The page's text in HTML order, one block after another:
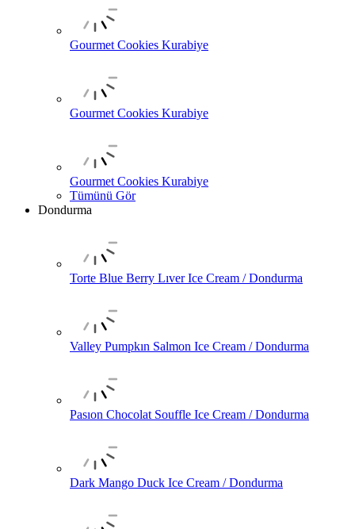
Gourmet Cookies Kurabiye
Gourmet Cookies Kurabiye
Gourmet Cookies Kurabiye
Tümünü Gör
Dondurma
Torte Blue Berry Lıver Ice Cream / Dondurma
Valley Pumpkın Salmon Ice Cream / Dondurma
Pasıon Chocolat Souffle Ice Cream / Dondurma
Dark Mango Duck Ice Cream / Dondurma